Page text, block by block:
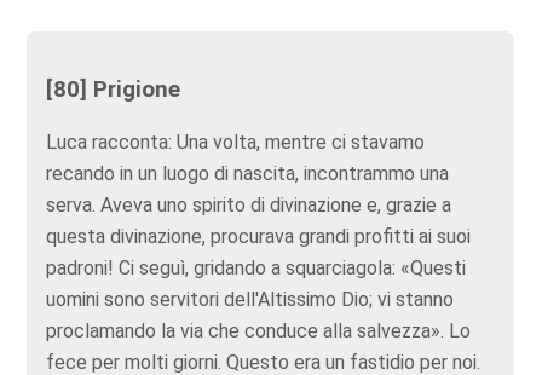
[80] Prigione
Luca racconta: Una volta, mentre ci stavamo
recando in un luogo di nascita, incontrammo una
serva. Aveva uno spirito di divinazione e, grazie a
questa divinazione, procurava grandi profitti ai suoi
padroni! Ci seguì, gridando a squarciagola: «Questi
uomini sono servitori dell'Altissimo Dio; vi stanno
proclamando la via che conduce alla salvezza». Lo
fece per molti giorni. Questo era un fastidio per noi.